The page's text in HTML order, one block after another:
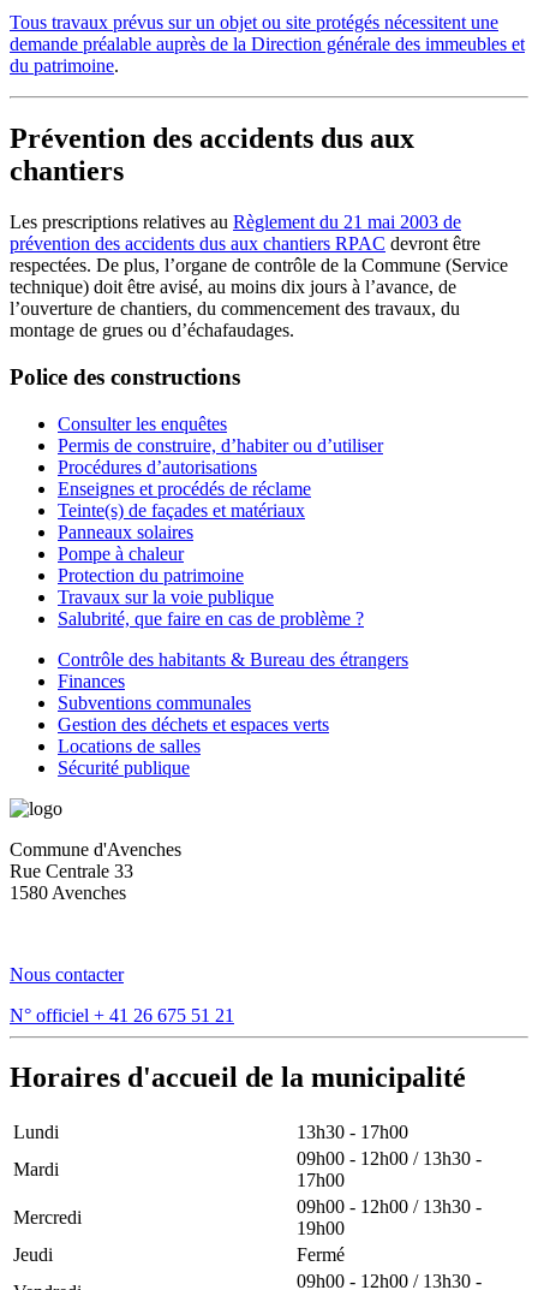
Tous travaux prévus sur un objet ou site protégés nécessitent une
demande préalable auprès de la Direction générale des immeubles et
du patrimoine.
Prévention des accidents dus aux
chantiers
Les prescriptions relatives au Règlement du 21 mai 2003 de
prévention des accidents dus aux chantiers RPAC devront être
respectées. De plus, l’organe de contrôle de la Commune (Service
technique) doit être avisé, au moins dix jours à l’avance, de
l’ouverture de chantiers, du commencement des travaux, du
montage de grues ou d’échafaudages.
Police des constructions
Consulter les enquêtes
Permis de construire, d’habiter ou d’utiliser
Procédures d’autorisations
Enseignes et procédés de réclame
Teinte(s) de façades et matériaux
Panneaux solaires
Pompe à chaleur
Protection du patrimoine
Travaux sur la voie publique
Salubrité, que faire en cas de problème ?
Contrôle des habitants & Bureau des étrangers
Finances
Subventions communales
Gestion des déchets et espaces verts
Locations de salles
Sécurité publique
Commune d'Avenches
Rue Centrale 33
1580 Avenches
Nous contacter
N° officiel + 41 26 675 51 21
Horaires d'accueil de la municipalité
Lundi
13h30 - 17h00
Mardi
09h00 - 12h00 / 13h30 -
17h00
Mercredi
09h00 - 12h00 / 13h30 -
19h00
Jeudi
Fermé
09h00 - 12h00 / 13h30 -